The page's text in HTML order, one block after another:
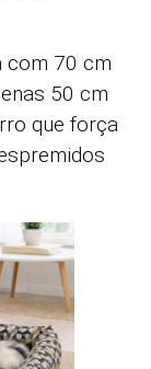
com 70 cm
50 cm
que força